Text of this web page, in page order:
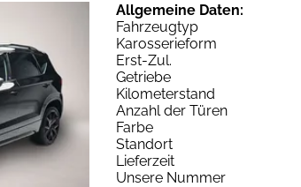
Allgemeine Daten:
Fahrzeugtyp
Karosserieform
Erst-Zul.
Getriebe
Kilometerstand
Anzahl der Türen
Farbe
Standort
Lieferzeit
Unsere Nummer